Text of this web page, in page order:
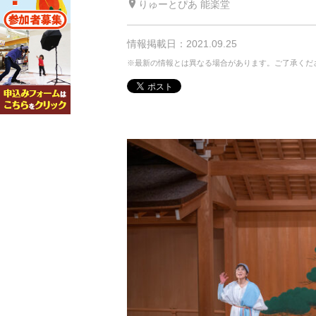
りゅーとぴあ 能楽堂
情報掲載日：2021.09.25
※最新の情報とは異なる場合があります。ご了承くだ